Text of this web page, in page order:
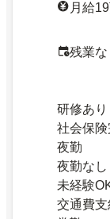
月給
残業な
研修あり
社会保
夜勤
夜勤なし
未経験
交通費支